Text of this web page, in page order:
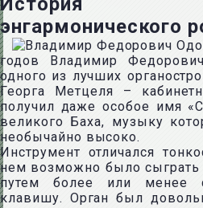
энгармонического
годов Владимир
одного из лучших
Георга Метцеля –
получил даже особое имя
великого Баха, музыку
необычайно высоко.
Инструмент отличался
нем возможно было сыграть
путем более или менее
клавишу. Орган был